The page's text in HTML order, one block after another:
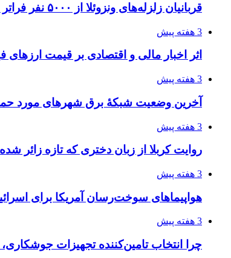
قربانیان زلزله‌های ونزوئلا از ۵۰۰۰ نفر فراتر رفت
3 هفته پیش
اثر اخبار مالی و اقتصادی بر قیمت ارزهای
3 هفته پیش
آخرین وضعیت شبکۀ برق شهرهای مورد
3 هفته پیش
روایت کربلا از زبان دختری که تازه زائر
3 هفته پیش
هواپیماهای سوخت‌رسان آمریکا برای
3 هفته پیش
چرا انتخاب تامین‌کننده تجهیزات